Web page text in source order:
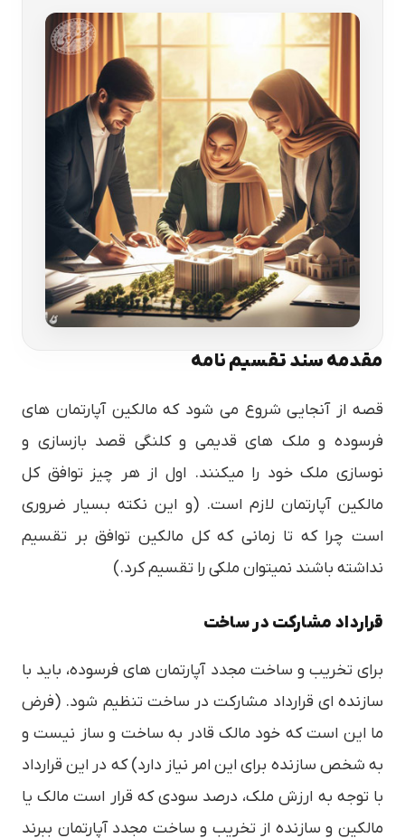
مقدمه سند تقسیم نامه
قصه از آنجایی شروع می شود که مالکین آپارتمان های
فرسوده و ملک های قدیمی و کلنگی قصد بازسازی و
نوسازی ملک خود را میکنند. اول از هر چیز توافق کل
مالکین آپارتمان لازم است. (و این نکته بسیار ضروری
است چرا که تا زمانی که کل مالکین توافق بر تقسیم
نداشته باشند نمیتوان ملکی را تقسیم کرد.)
قرارداد مشارکت در ساخت
برای تخریب و ساخت مجدد آپارتمان های فرسوده، باید با
سازنده ای قرارداد مشارکت در ساخت تنظیم شود. (فرض
ما این است که خود مالک قادر به ساخت و ساز نیست و
به شخص سازنده برای این امر نیاز دارد) که در این قرارداد
با توجه به ارزش ملک، درصد سودی که قرار است مالک یا
مالکین و سازنده از تخریب و ساخت مجدد آپارتمان ببرند